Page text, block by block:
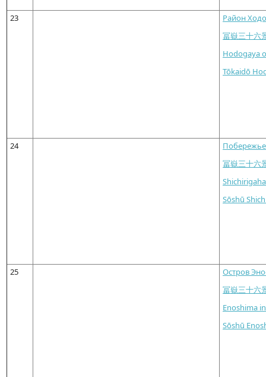
23
Район
冨嶽三十六
Hodogaya
Tōkaidō
24
冨嶽三十
Sōshū
25
Остров
冨嶽三十
Enoshima
Sōshū